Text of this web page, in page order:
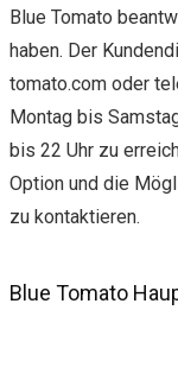
Blue Tomato
haben. Der
tomato.com oder
Montag bis
bis 22 Uhr zu
Option und die
zu kontaktieren.
Blue Tomato